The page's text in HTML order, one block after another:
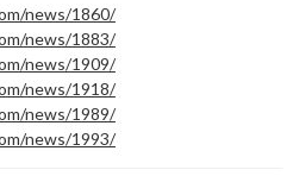
news/1860/
news/1883/
news/1909/
news/1918/
news/1989/
news/1993/